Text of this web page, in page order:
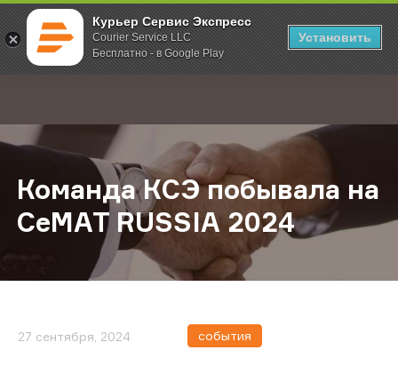
Курьер Сервис Экспресс
Courier Service LLC
Бесплатно - в Google Play
Установить
; Главная О компании Новости Команда КСЭ побывала на CeMAT
Команда КСЭ побывала на
CeMAT RUSSIA 2024
27 сентября, 2024 события